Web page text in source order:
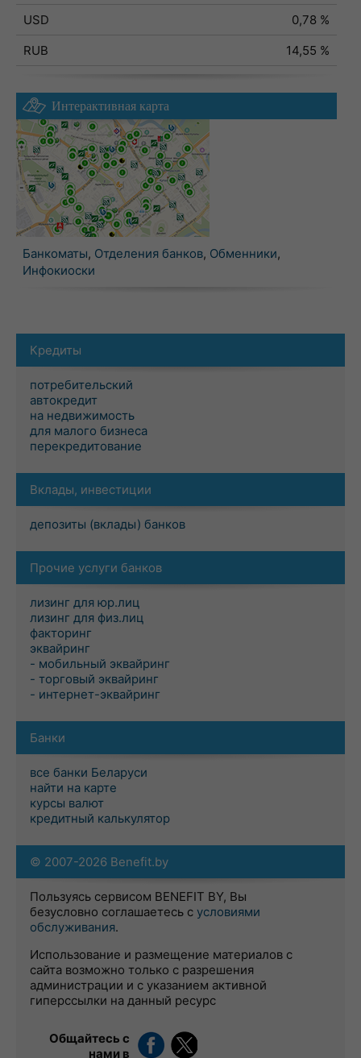
USD
0,78 %
RUB
14,55 %
Интерактивная карта
Банкоматы, Отделения банков, Обменники,
Инфокиоски
Кредиты
потребительский
автокредит
на недвижимость
для малого бизнеса
перекредитование
Вклады, инвестиции
депозиты (вклады) банков
Прочие услуги банков
лизинг для юр.лиц
лизинг для физ.лиц
факторинг
эквайринг
- мобильный эквайринг
- торговый эквайринг
- интернет-эквайринг
Банки
все банки Беларуси
найти на карте
курсы валют
кредитный калькулятор
© 2007-2026 Benefit.by
Пользуясь сервисом BENEFIT BY, Вы
безусловно соглашаетесь с условиями
обслуживания.
Использование и размещение материалов с
сайта возможно только с разрешения
администрации и с указанием активной
гиперссылки на данный ресурс
Общайтесь с
нами в